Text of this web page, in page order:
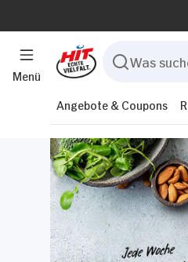
Menü
Angebote & Coupons